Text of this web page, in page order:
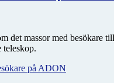
det massor med besökare
teleskop.
på ADON